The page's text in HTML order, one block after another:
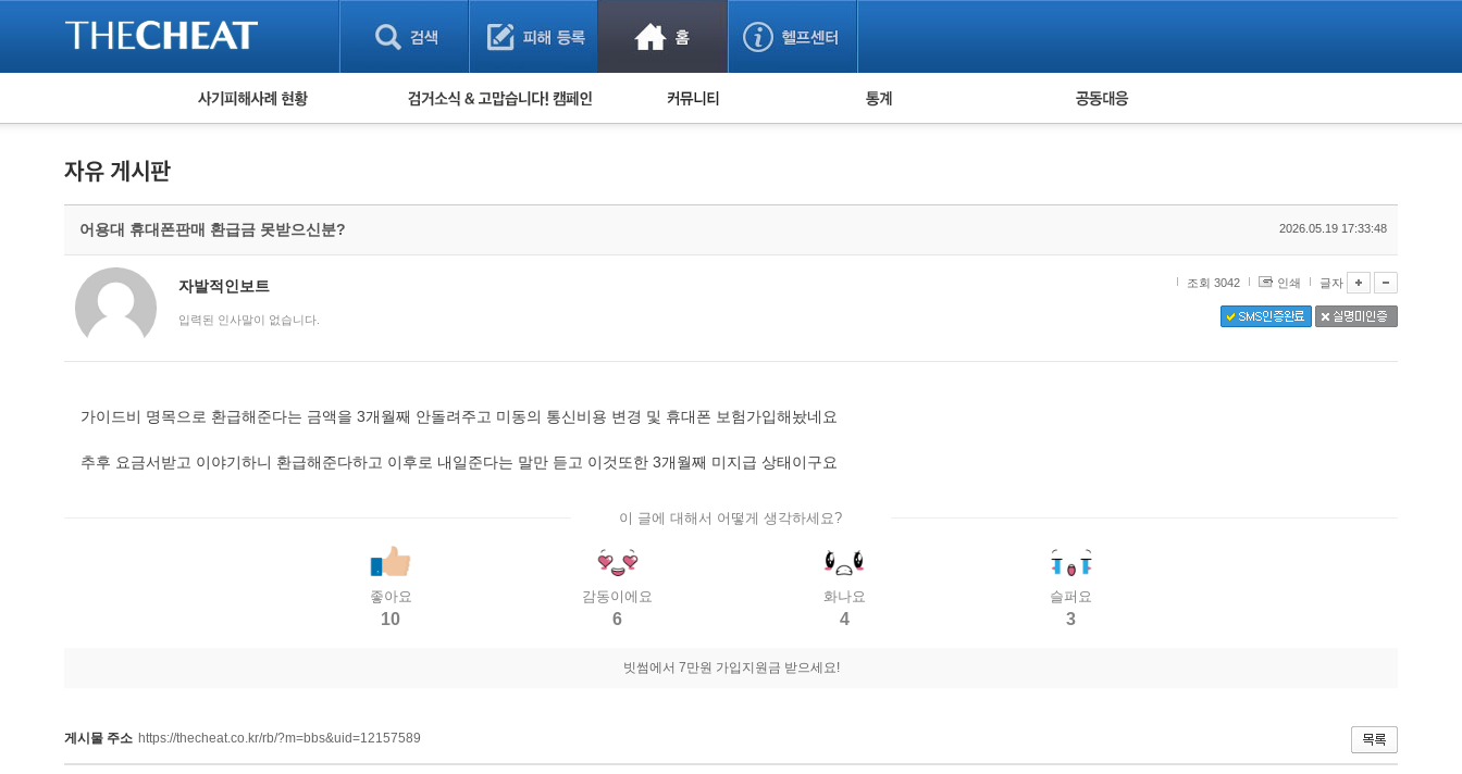
피해사례 현황
보이스피싱 피해사례
유해사이트 목록
비공개 피해사례
워킹홀리데이 피해사례
검거 소식 사기 예방했어요! 누적 피해사례 통계 피해자 공동대응
어용대 휴대폰판매 환급금 못받으신분? 2026.05.19 17:33:48
자발적인보트
입력된 인사말이 없습니다.
조회 3042 인쇄 글자
가이드비 명목으로 환급해준다는 금액을 3개월째 안돌려주고 미동의 통신비용 변경 및 휴대폰 보험가입해놨네요
추후 요금서받고 이야기하니 환급해준다하고 이후로 내일준다는 말만 듣고 이것또한 3개월째 미지급 상태이구요
이 글에 대해서 어떻게 생각하세요?
좋아요
10
감동이에요
6
화나요
4
슬퍼요
3
빗썸에서 7만원 가입지원금 받으세요!
게시물 주소 https://thecheat.co.kr/rb/?m=bbs&uid=12157589